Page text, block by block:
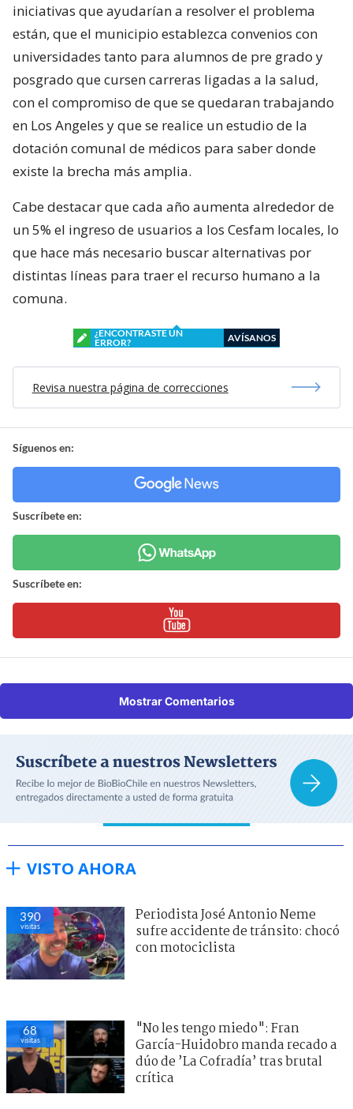
iniciativas que ayudarían a resolver el problema
están, que el municipio establezca convenios con
universidades tanto para alumnos de pre grado y
posgrado que cursen carreras ligadas a la salud,
con el compromiso de que se quedaran trabajando
en Los Angeles y que se realice un estudio de la
dotación comunal de médicos para saber donde
existe la brecha más amplia.
Cabe destacar que cada año aumenta alrededor de
un 5% el ingreso de usuarios a los Cesfam locales, lo
que hace más necesario buscar alternativas por
distintas líneas para traer el recurso humano a la
comuna.
¿ENCONTRASTE UN
ERROR?
AVÍSANOS
Revisa nuestra página de correcciones
Síguenos en:
Suscríbete en:
Suscríbete en:
Mostrar Comentarios
VISTO AHORA
390
visitas
Periodista José Antonio Neme
sufre accidente de tránsito: chocó
con motociclista
68
visitas
"No les tengo miedo": Fran
García-Huidobro manda recado a
dúo de ’La Cofradía’ tras brutal
crítica